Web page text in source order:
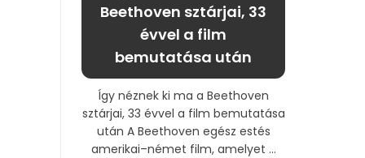
Beethoven sztárjai, 33
évvel a film
bemutatása után
Így néznek ki ma a Beethoven
sztárjai, 33 évvel a film bemutatása
után A Beethoven egész estés
amerikai–német film, amelyet ...